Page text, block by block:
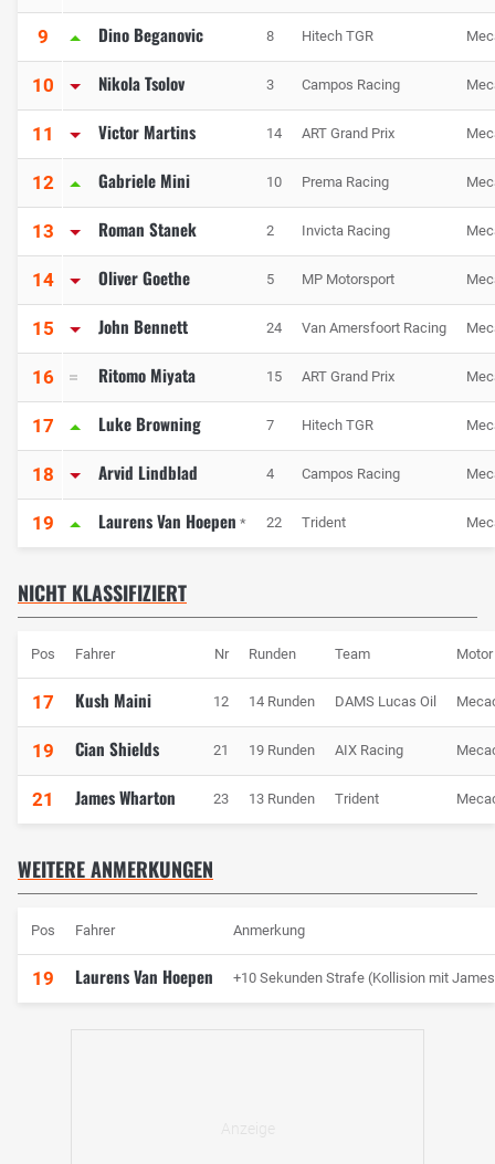
9 Dino Beganovic 8 Hitech TGR
10 Nikola Tsolov 3 Campos Racing
11 Victor Martins 14 ART Grand Prix
12 Gabriele Mini 10 Prema Racing
13 Roman Stanek 2 Invicta Racing
14 Oliver Goethe 5 MP Motorsport
15 John Bennett 24 Van Amersfoort Racing
16 Ritomo Miyata 15 ART Grand Prix
17 Luke Browning 7 Hitech TGR
18 Arvid Lindblad 4 Campos Racing
19 Laurens Van Hoepen * 22 Trident
NICHT KLASSIFIZIERT
Pos Fahrer Nr Runden Team Motor
17 Kush Maini 12 14 Runden DAMS Lucas Oil
19 Cian Shields 21 19 Runden AIX Racing
21 James Wharton 23 13 Runden Trident
WEITERE ANMERKUNGEN
Pos Fahrer Anmerkung
19 Laurens Van Hoepen +10 Sekunden Strafe (Kollision mit